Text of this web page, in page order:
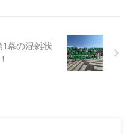
幕の混雑状